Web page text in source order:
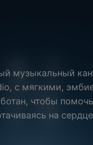
музыкальный
с мягкими,
чтобы
на